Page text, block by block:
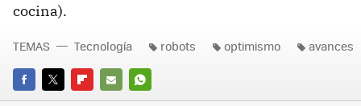
cocina).
FACEBOOK
TWITTERFLIPBOARD
E-
WHATSAPP
TEMAS Tecnología robots optimismo avances